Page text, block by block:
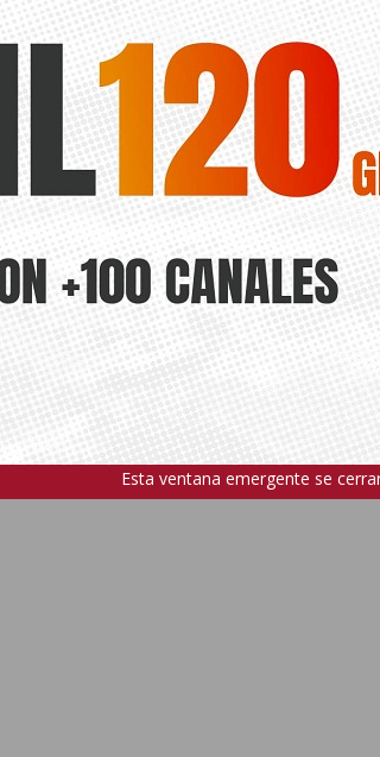
Esta ventana emergente se